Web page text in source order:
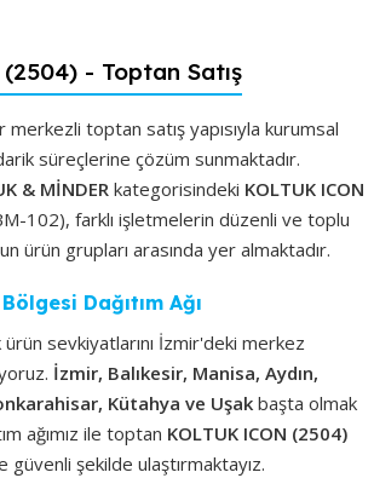
- Toptan Satış
merkezli toptan satış yapısıyla kurumsal
süreçlerine çözüm sunmaktadır.
& MİNDER kategorisindeki KOLTUK ICON
102), farklı işletmelerin düzenli ve toplu
ürün grupları arasında yer almaktadır.
Dağıtım Ağı
sevkiyatlarını İzmir'deki merkez
İzmir, Balıkesir, Manisa, Aydın,
Kütahya ve Uşak başta olmak
ağımız ile toptan KOLTUK ICON (2504)
güvenli şekilde ulaştırmaktayız.